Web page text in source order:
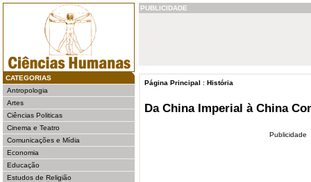
CATEGORIAS
Antropologia
Artes
Ciências Politicas
Cinema e Teatro
Comunicações e Mídia
Economia
Educação
Estudos de Religião
PUBLICIDADE
Página Principal : História
Da China Imperial à China
Publicidade